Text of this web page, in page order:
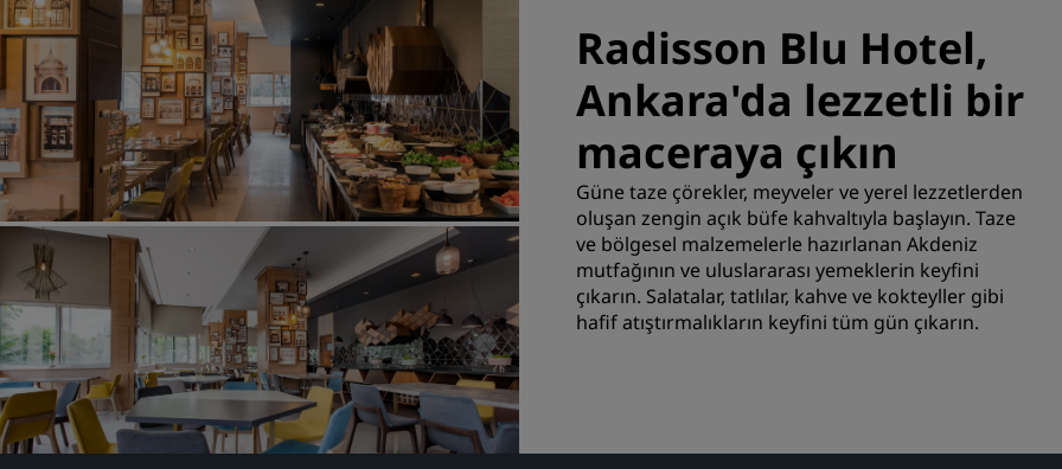
Destinasyonlar
Resortlar
Hizmet verilen daireler
Havaalanı otelleri
Yeni & yakında kullanıma
sunulacak oteller
Toplantılar ve Etkinlikler
Radisson Meetings'i Keşfedin
Toplantı odası rezerve edin
Fiyat Teklifi İsteyin
Etkinlik Destinasyonları
Sektör Çözümleri
İlk seferin büyüsü
Deals of the Day
Erken rezervasyon
Paketlerimize göz atın
Seyahat fikirleri
Aile dostu oteller
Rad Pets
Düğün mekanları
İş amaçlı seyahat eden
Radisson Blu Hotel,
Ankara'da lezzetli bir
maceraya çıkın
Güne taze çörekler, meyveler ve yerel lezzetlerden
oluşan zengin açık büfe kahvaltıyla başlayın. Taze
ve bölgesel malzemelerle hazırlanan Akdeniz
mutfağının ve uluslararası yemeklerin keyfini
çıkarın. Salatalar, tatlılar, kahve ve kokteyller gibi
hafif atıştırmalıkların keyfini tüm gün çıkarın.